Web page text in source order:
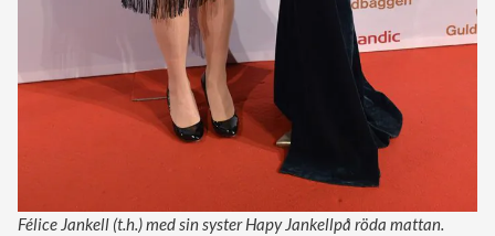
Félice Jankell (t.h.) med sin syster Hapy Jankellpå röda mattan.